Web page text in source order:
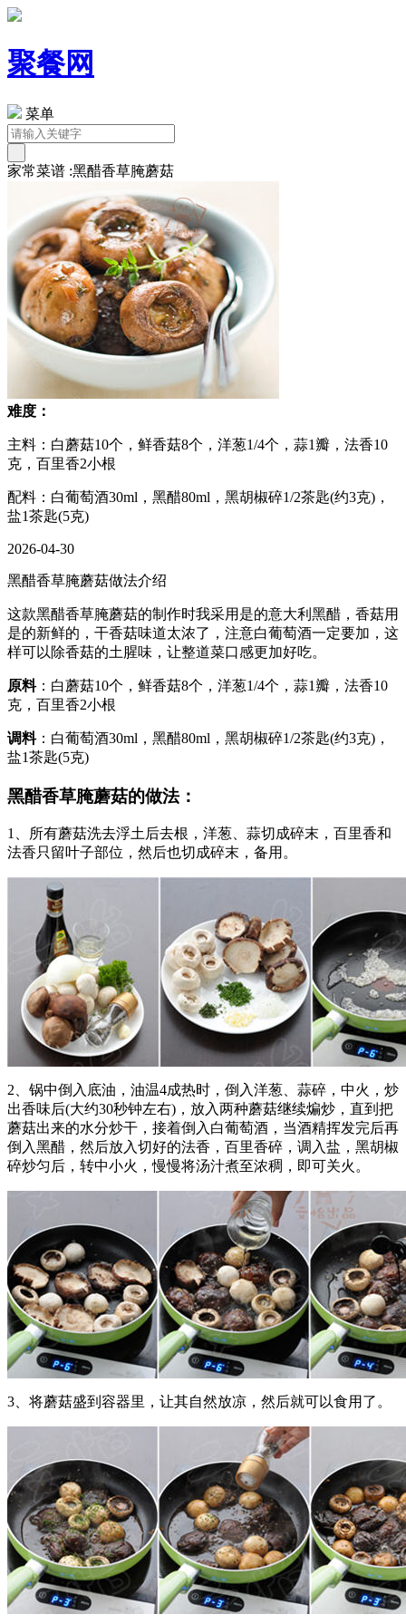
聚餐网
菜单
家常菜谱 :黑醋香草腌蘑菇
难度：
主料：白蘑菇10个，鲜香菇8个，洋葱1/4个，蒜1瓣，法香10
克，百里香2小根
配料：白葡萄酒30ml，黑醋80ml，黑胡椒碎1/2茶匙(约3克)，
盐1茶匙(5克)
2026-04-30
黑醋香草腌蘑菇做法介绍
这款黑醋香草腌蘑菇的制作时我采用是的意大利黑醋，香菇用
是的新鲜的，干香菇味道太浓了，注意白葡萄酒一定要加，这
样可以除香菇的土腥味，让整道菜口感更加好吃。
原料：白蘑菇10个，鲜香菇8个，洋葱1/4个，蒜1瓣，法香10
克，百里香2小根
调料：白葡萄酒30ml，黑醋80ml，黑胡椒碎1/2茶匙(约3克)，
盐1茶匙(5克)
黑醋香草腌蘑菇的做法：
1、所有蘑菇洗去浮土后去根，洋葱、蒜切成碎末，百里香和
法香只留叶子部位，然后也切成碎末，备用。
2、锅中倒入底油，油温4成热时，倒入洋葱、蒜碎，中火，炒
出香味后(大约30秒钟左右)，放入两种蘑菇继续煸炒，直到把
蘑菇出来的水分炒干，接着倒入白葡萄酒，当酒精挥发完后再
倒入黑醋，然后放入切好的法香，百里香碎，调入盐，黑胡椒
碎炒匀后，转中小火，慢慢将汤汁煮至浓稠，即可关火。
3、将蘑菇盛到容器里，让其自然放凉，然后就可以食用了。